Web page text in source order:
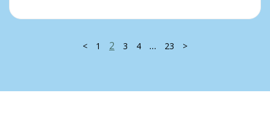
< 1 2 3 4 … 23 >